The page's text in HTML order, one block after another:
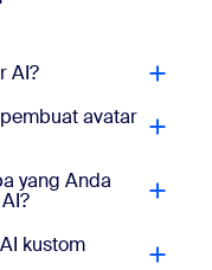
AI?
avatar
yang Anda
kustom